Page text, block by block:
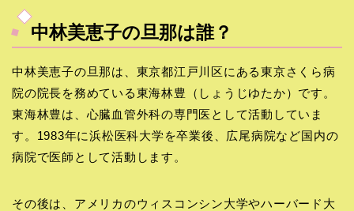
中林美恵子の旦那は誰？
中林美恵子の旦那は、東京都江戸川区にある東京さくら病
院の院長を務めている東海林豊（しょうじゆたか）です。
東海林豊は、心臓血管外科の専門医として活動していま
す。1983年に浜松医科大学を卒業後、広尾病院など国内の
病院で医師として活動します。
その後は、アメリカのウィスコンシン大学やハーバード大